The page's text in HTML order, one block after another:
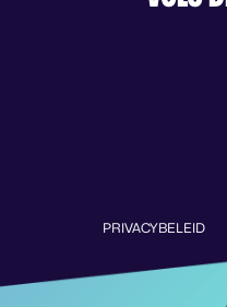
PRIVACYBELEID